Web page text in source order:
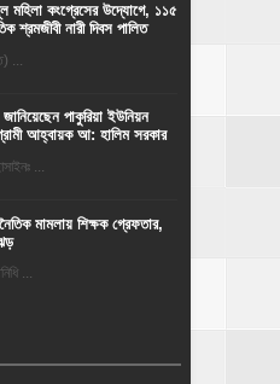
মহিলা কংগ্রেসের উদ্যোগে, ১১৫
শ্রমজীবী নারী দিবস পালিত
...
পাকুরিয়া ইউনিয়ন
আহ্বায়ক আ: হালিম সরকার
...
মামলায় শিক্ষক গ্রেফতার,
...